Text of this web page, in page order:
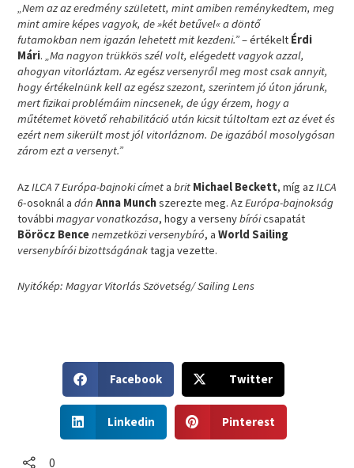
„Nem az az eredmény született, mint amiben reménykedtem, meg
mint amire képes vagyok, de»két betűvel« a döntő
futamokban nem igazán lehetett mit kezdeni.”– értékelt Érdi
Mári.„Ma nagyon trükkös szél volt, elégedett vagyok azzal,
ahogyan vitorláztam. Az egész versenyről meg most csak annyit,
hogy értékelnünk kell az egész szezont, szerintem jó úton járunk,
mert fizikai problémáim nincsenek, de úgy érzem, hogy a
műtétemet követő rehabilitáció után kicsit túltoltam ezt az évet és
ezért nem sikerült most jól vitorláznom. De igazából mosolygósan
zárom ezt a versenyt.”
AzILCA 7 Európa-bajnoki címetabrit Michael Beckett, míg azILCA
6-osoknál adán Anna Munchszerezte meg. AzEurópa-bajnokság
továbbimagyar vonatkozása, hogy a versenybíróicsapatát
Böröcz Bencenemzetközi versenybíró, aWorld Sailing
versenybírói bizottságánaktagja vezette.
Nyitókép: Magyar Vitorlás Szövetség/ Sailing Lens
h
a
r
Facebook
h
a
Twitter
h
a
Linkedin
h
a
Pinterest
0